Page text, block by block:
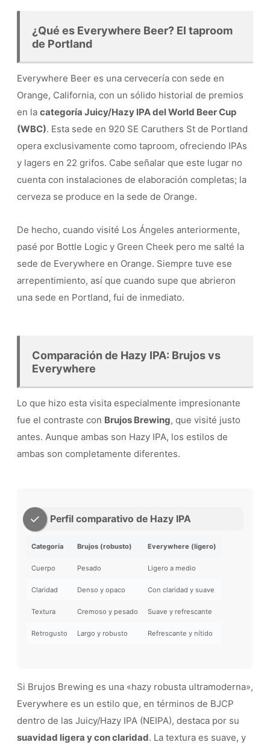
¿Qué es Everywhere Beer? El taproom
de Portland
Everywhere Beer es una cervecería con sede en
Orange, California, con un sólido historial de premios
en la categoría Juicy/Hazy IPA del World Beer Cup
(WBC). Esta sede en 920 SE Caruthers St de Portland
opera exclusivamente como taproom, ofreciendo IPAs
y lagers en 22 grifos. Cabe señalar que este lugar no
cuenta con instalaciones de elaboración completas; la
cerveza se produce en la sede de Orange.
De hecho, cuando visité Los Ángeles anteriormente,
pasé por Bottle Logic y Green Cheek pero me salté la
sede de Everywhere en Orange. Siempre tuve ese
arrepentimiento, así que cuando supe que abrieron
una sede en Portland, fui de inmediato.
Comparación de Hazy IPA: Brujos vs
Everywhere
Lo que hizo esta visita especialmente impresionante
fue el contraste con Brujos Brewing, que visité justo
antes. Aunque ambas son Hazy IPA, los estilos de
ambas son completamente diferentes.
Perfil comparativo de Hazy IPA
Categoría Brujos (robusto) Everywhere (ligero)
Cuerpo Pesado Ligero a medio
Claridad Denso y opaco Con claridad y suave
Textura Cremoso y pesado Suave y refrescante
Retrogusto Largo y robusto Refrescante y nítido
Si Brujos Brewing es una «hazy robusta ultramoderna»,
Everywhere es un estilo que, en términos de BJCP
dentro de las Juicy/Hazy IPA (NEIPA), destaca por su
suavidad ligera y con claridad. La textura es suave, y